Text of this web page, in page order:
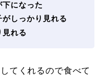
下になった
しっかり見れる
見れる
てくれるので食べて